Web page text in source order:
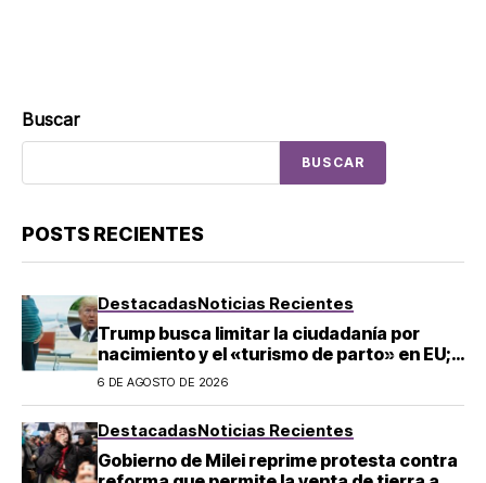
Buscar
BUSCAR
POSTS RECIENTES
DestacadasNoticias Recientes
Trump busca limitar la ciudadanía por
nacimiento y el «turismo de parto» en EU;
¿a quién afecta?
6 DE AGOSTO DE 2026
DestacadasNoticias Recientes
Gobierno de Milei reprime protesta contra